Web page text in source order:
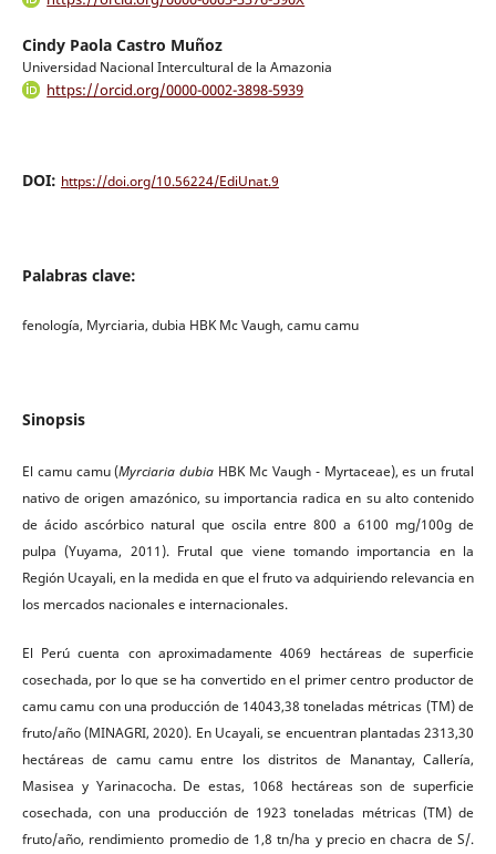
Cindy Paola Castro Muñoz
Universidad Nacional Intercultural de la Amazonia
https://orcid.org/0000-0002-3898-5939
DOI: https://doi.org/10.56224/EdiUnat.9
Palabras clave:
fenología, Myrciaria, dubia HBK Mc Vaugh, camu camu
Sinopsis
El camu camu (Myrciaria dubia HBK Mc Vaugh - Myrtaceae), es un frutal
nativo de origen amazónico, su importancia radica en su alto contenido
de ácido ascórbico natural que oscila entre 800 a 6100 mg/100g de
pulpa (Yuyama, 2011). Frutal que viene tomando importancia en la
Región Ucayali, en la medida en que el fruto va adquiriendo relevancia en
los mercados nacionales e internacionales.
El Perú cuenta con aproximadamente 4069 hectáreas de superficie
cosechada, por lo que se ha convertido en el primer centro productor de
camu camu con una producción de 14043,38 toneladas métricas (TM) de
fruto/año (MINAGRI, 2020). En Ucayali, se encuentran plantadas 2313,30
hectáreas de camu camu entre los distritos de Manantay, Callería,
Masisea y Yarinacocha. De estas, 1068 hectáreas son de superficie
cosechada, con una producción de 1923 toneladas métricas (TM) de
fruto/año, rendimiento promedio de 1,8 tn/ha y precio en chacra de S/.